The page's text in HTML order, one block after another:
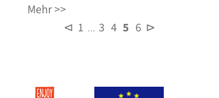
Mehr
⊲ 1 … 3 4 5 6 ⊳